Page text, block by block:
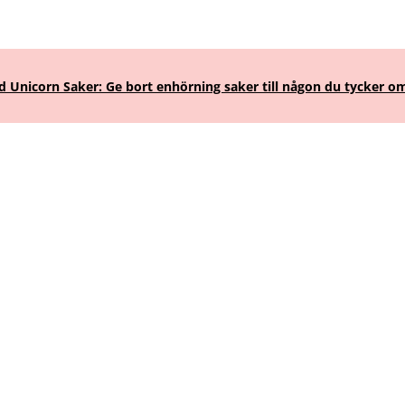
Unicorn Saker: Ge bort enhörning saker till någon du tycker